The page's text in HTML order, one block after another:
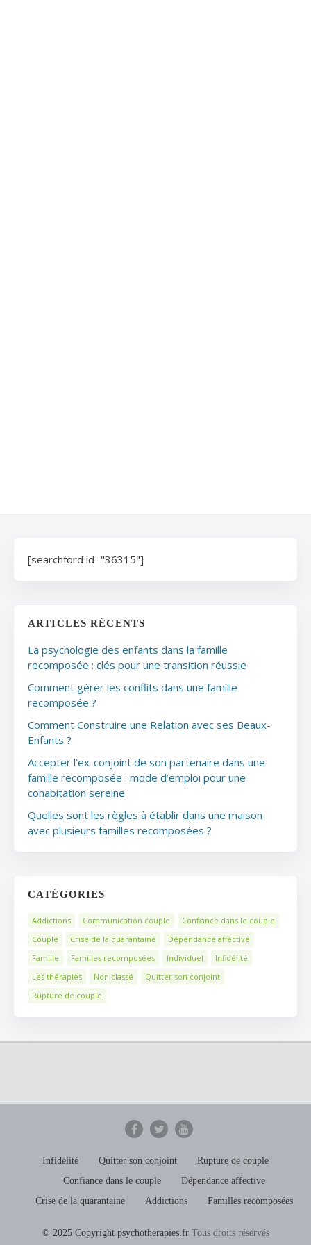
[searchford id="36315"]
ARTICLES RÉCENTS
La psychologie des enfants dans la famille
recomposée : clés pour une transition réussie
Comment gérer les conflits dans une famille
recomposée ?
Comment Construire une Relation avec ses Beaux-
Enfants ?
Accepter l’ex-conjoint de son partenaire dans une
famille recomposée : mode d’emploi pour une
cohabitation sereine
Quelles sont les règles à établir dans une maison
avec plusieurs familles recomposées ?
CATÉGORIES
Addictions Communication couple
Confiance dans le couple
Couple
Crise de la quarantaine
Dépendance affective
Famille
Familles recomposées Individuel
Infidélité
Les thérapies
Non classé
Quitter son conjoint
Rupture de couple
Infidélité Quitter son conjoint
Rupture de couple
Confiance dans le couple
Dépendance affective
Crise de la quarantaine
Addictions Familles recomposées
© 2025 Copyright psychotherapies.frTous droits réservés